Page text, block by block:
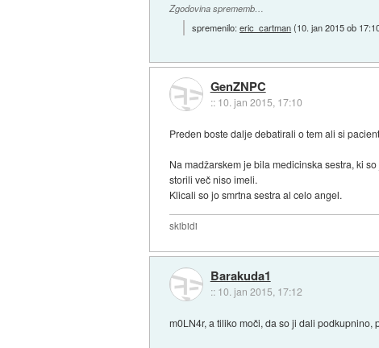
Zgodovina sprememb…
spremenilo:eric_cartman(10. jan 2015 ob
GenZNPC
:: 10. jan 2015, 17:10
Preden boste dalje debatirali o tem ali si
Na madžarskem je bila medicinska sestra, ki
storili več niso imeli.
Klicali so jo smrtna sestra al celo angel.
skibidi
Barakuda1
:: 10. jan 2015, 17:12
m0LN4r, a tiliko moči, da so ji dali podkupnino,